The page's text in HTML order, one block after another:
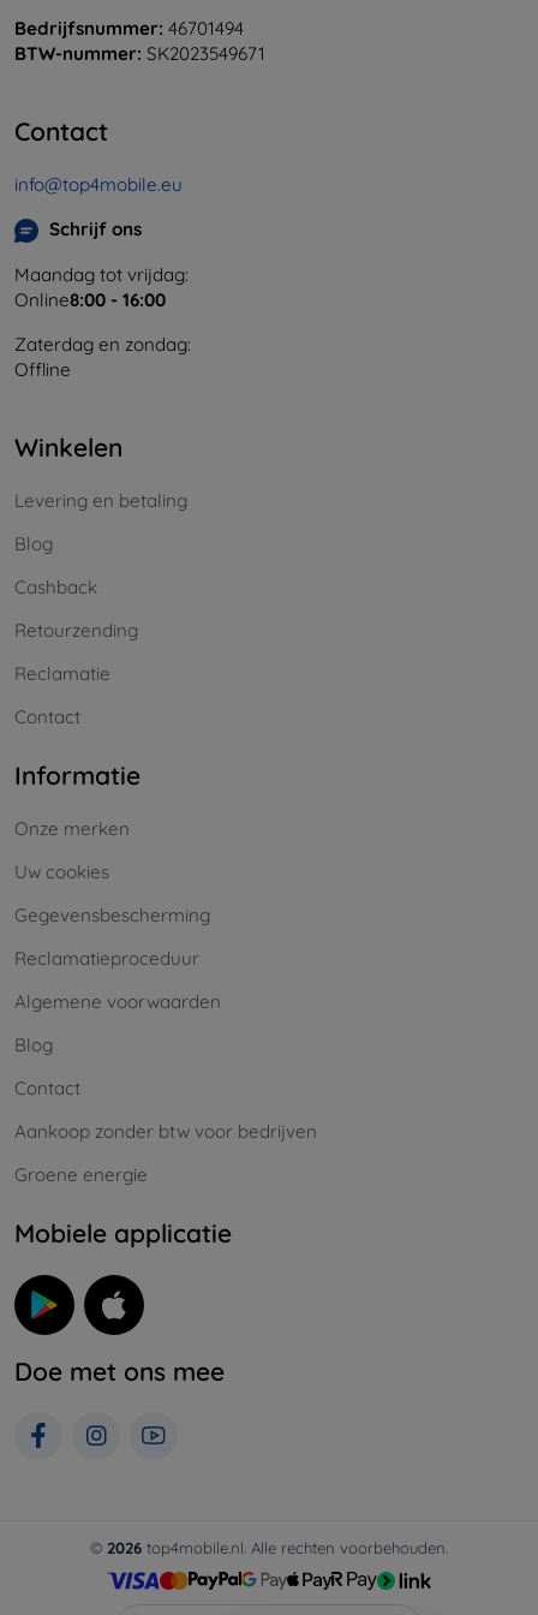
Bedrijfsnummer: 46701494
BTW-nummer: SK2023549671
Contact
info@top4mobile.eu
Schrijf ons
Maandag tot vrijdag:
Online8:00 - 16:00
Zaterdag en zondag:
Offline
Winkelen
Levering en betaling
Blog
Cashback
Retourzending
Reclamatie
Contact
Informatie
Onze merken
Uw cookies
Gegevensbescherming
Reclamatieproceduur
Algemene voorwaarden
Blog
Contact
Aankoop zonder btw voor bedrijven
Groene energie
Mobiele applicatie
Doe met ons mee
© 2026 top4mobile.nl. Alle rechten voorbehouden.